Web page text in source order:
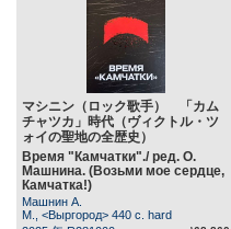
マシニン（ロック歌手） 「カム
チャツカ」時代（ヴィクトル・ツ
ォイの聖地の全歴史）
Время "Камчатки"./ ред. О.
Машнина. (Возьми мое сердце,
Камчатка!)
Машнин А.
М., <Выргород> 440 c. hard